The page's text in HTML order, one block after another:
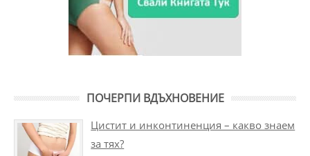
ПОЧЕРПИ ВДЪХНОВЕНИЕ
Цистит и инконтиненция – какво знаем
за тях?